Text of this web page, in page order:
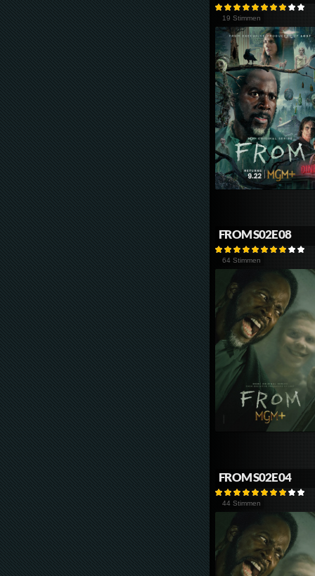
19 Stimmen
FROM S02E08
64 Stimmen
FROM S02E04
44 Stimmen